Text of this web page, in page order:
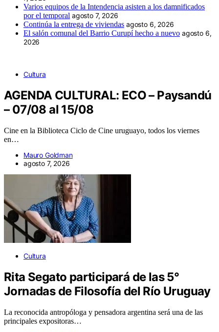
Varios equipos de la Intendencia asisten a los damnificados
por el temporal agosto 7, 2026
Continúa la entrega de viviendas agosto 6, 2026
El salón comunal del Barrio Curupí hecho a nuevo agosto 6,
2026
Cultura
AGENDA CULTURAL: ECO – Paysandú
– 07/08 al 15/08
Cine en la Biblioteca Ciclo de Cine uruguayo, todos los viernes
en…
Mauro Goldman
agosto 7, 2026
Cultura
Rita Segato participará de las 5°
Jornadas de Filosofía del Río Uruguay
La reconocida antropóloga y pensadora argentina será una de las
principales expositoras…